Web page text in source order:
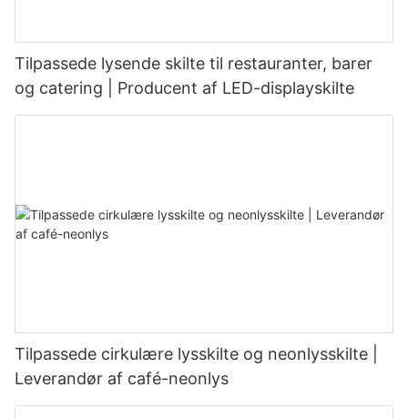
Tilpassede lysende skilte til restauranter, barer
og catering | Producent af LED-displayskilte
Tilpassede cirkulære lysskilte og neonlysskilte |
Leverandør af café-neonlys